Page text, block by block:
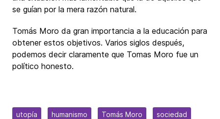
se guían por la mera razón natural.
Tomás Moro da gran importancia a la educación para
obtener estos objetivos. Varios siglos después,
podemos decir claramente que Tomas Moro fue un
político honesto.
utopía humanismo Tomás Moro sociedad